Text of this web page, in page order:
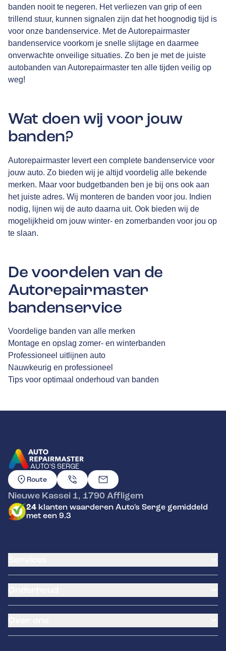
banden nooit te negeren. Het verliezen van grip of een
trillend stuur, kunnen signalen zijn dat het hoognodig tijd is
voor onze bandenservice. Met de Autorepairmaster
bandenservice voorkom je snelle slijtage en daarmee
onverwachte onveilige situaties. Zo ben je met de juiste
autobanden van Autorepairmaster ten alle tijden veilig op
weg!
Wat doen wij voor jouw
banden?
Autorepairmaster levert een complete bandenservice voor
jouw auto. Zo bieden wij je altijd voordelig alle bekende
merken. Maar voor budgetbanden ben je bij ons ook aan
het juiste adres. Wij monteren de banden voor jou. Indien
nodig, lijnen wij de auto daarna uit. Ook bieden wij de
mogelijkheid om jouw winter- en zomerbanden voor jou op
te slaan.
De voordelen van de
Autorepairmaster
bandenservice
Voordelige banden van alle merken
Montage en opslag zomer- en winterbanden
Professioneel uitlijnen auto
Nauwkeurig en professioneel
Tips voor optimaal onderhoud van banden
AUTO'S SERGE
GA NAAR DE HOMEPAGINA
Route
Nieuwe Kassei 1, 1790 Affligem
24 klanten waarderen Auto's Serge gemiddeld
met een 9.3
Pechhulp
Banden service
Klein onderhoud